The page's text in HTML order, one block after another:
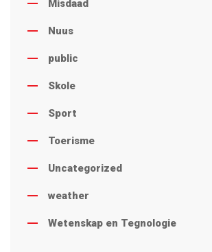
Misdaad
Nuus
public
Skole
Sport
Toerisme
Uncategorized
weather
Wetenskap en Tegnologie